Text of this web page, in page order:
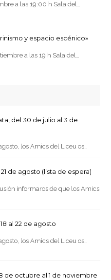
a las 19:00 h Sala del…
y espacio escénico»
a las 19 h Sala del…
del 30 de julio al 3 de
los Amics del Liceu os…
de agosto (lista de espera)
informaros de que los Amics
al 22 de agosto
los Amics del Liceu os…
de octubre al 1 de noviembre